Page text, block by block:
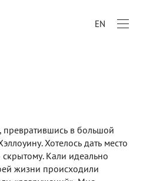
EN
превратившись в большой
Хотелось дать место
Кали идеально
жизни происходили